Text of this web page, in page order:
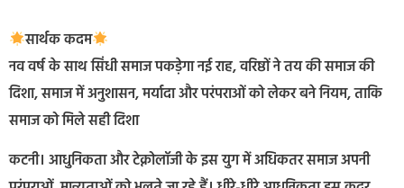
सार्थक कदम
नव वर्ष के साथ सिंधी समाज पकड़ेगा नई राह, वरिष्ठों ने तय की समाज की
दिशा, समाज में अनुशासन, मर्यादा और परंपराओं को लेकर बने नियम, ताकि
समाज को मिले सही दिशा
कटनी। आधुनिकता और टेक्नोलॉजी के इस युग में अधिकतर समाज अपनी